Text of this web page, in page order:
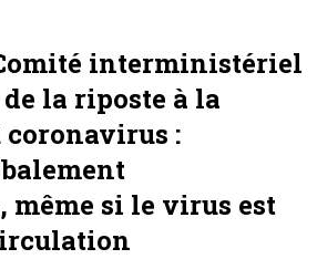
interministériel
la riposte à la
coronavirus :
même si le virus est